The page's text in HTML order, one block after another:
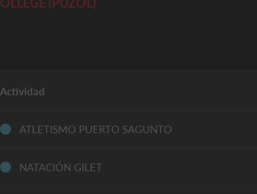
Actividad
ATLETISMO PUERTO SAGUNTO
NATACIÓN GILET